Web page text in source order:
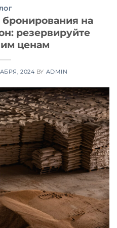
на
резервируйте
ценам
2024 BY ADMIN